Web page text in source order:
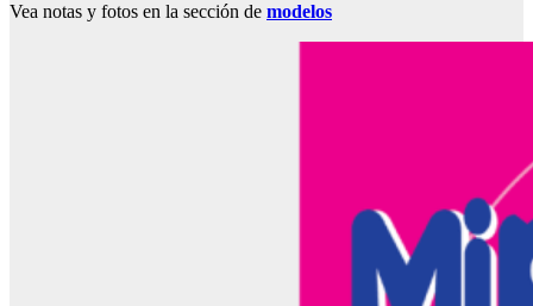
Vea notas y fotos en la sección de modelos